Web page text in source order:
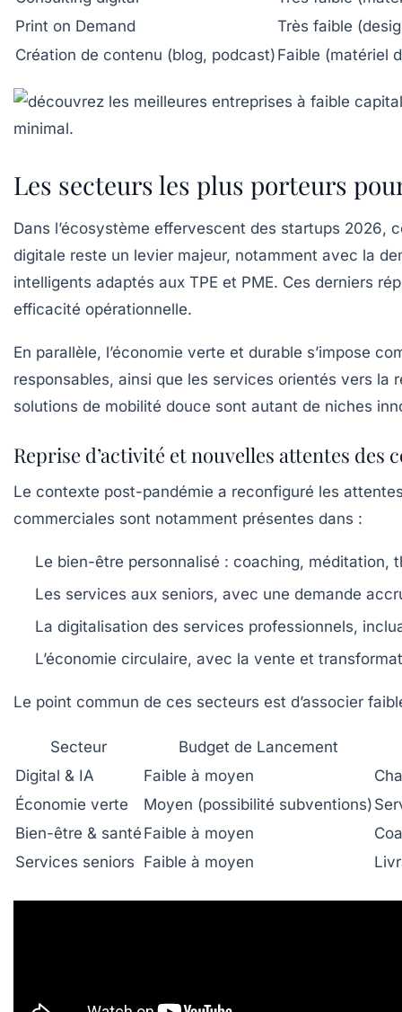
Print on Demand
Très faible
Création de contenu (blog, podcast) Faible (matériel
Les secteurs les plus porteurs
Dans l’écosystème effervescent des startups 2026,
digitale reste un levier majeur, notamment avec la
intelligents adaptés aux TPE et PME. Ces derniers
efficacité opérationnelle.
En parallèle, l’économie verte et durable s’impose
responsables, ainsi que les services orientés vers
solutions de mobilité douce sont autant de niches
Reprise d’activité et nouvelles attentes des
Le contexte post-pandémie a reconfiguré les
commerciales sont notamment présentes dans :
Le bien-être personnalisé : coaching, méditation,
Les services aux seniors, avec une demande
La digitalisation des services professionnels,
L’économie circulaire, avec la vente et
Le point commun de ces secteurs est d’associer
Secteur
Budget de Lancement
Digital & IA
Faible à moyen
Économie verte
Moyen (possibilité subventions)
Bien-être & santé Faible à moyen
Services seniors Faible à moyen